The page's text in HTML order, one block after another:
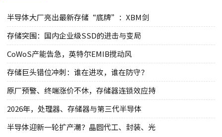
半导体大厂亮出最新存储“底牌”：XBM剑
存储突围：国内企业级SSD的进击与变局
CoWoS产能告急，英特尔EMIB搅动风
存储巨头错位冲刺：谁在进攻，谁在防守？
原厂预警、终端涨价不休，存储器连锁效应持
2026年，处理器、存储器与第三代半导体
半导体迎新一轮扩产潮？晶圆代工、封装、光